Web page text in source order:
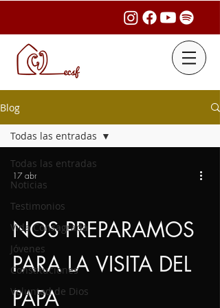
Blog
Todas las entradas
Noticias
Testimonios
Vida Consagrada
Jóvenes
Constituciones
Voluntad de Dios
Todas las entradas
NOS PREPARAMOS
PARA LA VISITA DEL
PAPA
17 abr